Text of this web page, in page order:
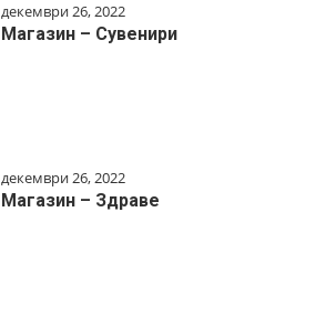
декември 26, 2022
Магазин – Сувенири
декември 26, 2022
Магазин – Здраве